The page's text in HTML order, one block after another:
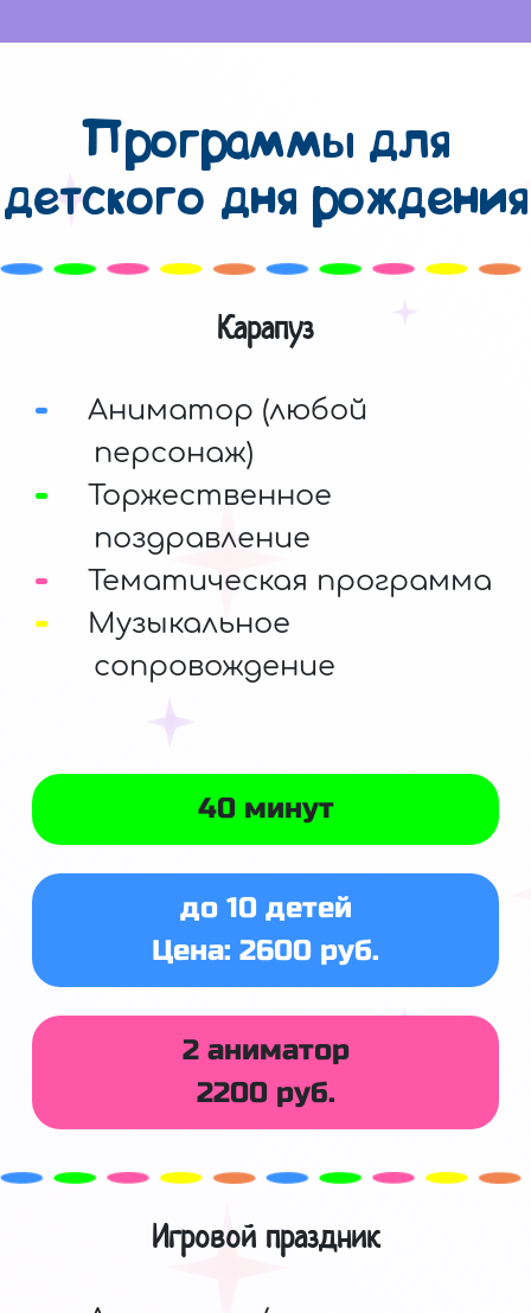
Программы для
детского дня рождения
Карапуз
Аниматор (любой
персонаж)
Торжественное
поздравление
Тематическая программа
Музыкальное
сопровождение
40 минут
до 10 детей
Цена: 2600 руб.
2 аниматор
2200 руб.
Игровой праздник